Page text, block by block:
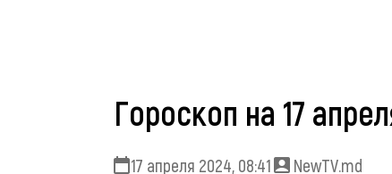
Гороскоп на 17
17 апреля 2024, 08:41 NewTV.md